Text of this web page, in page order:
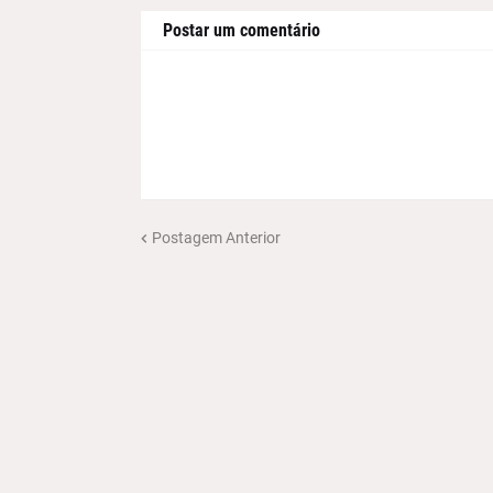
Postar um comentário
Postagem Anterior